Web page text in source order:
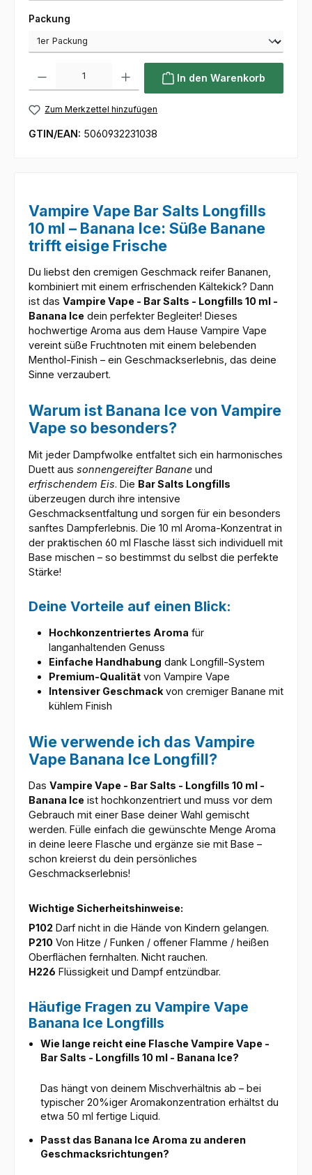
Packung
In den Warenkorb
Zum Merkzettel hinzufügen
GTIN/EAN: 5060932231038
Vampire Vape Bar Salts Longfills
10 ml – Banana Ice: Süße Banane
trifft eisige Frische
Du liebst den cremigen Geschmack reifer Bananen,
kombiniert mit einem erfrischenden Kältekick? Dann
ist das Vampire Vape - Bar Salts - Longfills 10 ml -
Banana Ice dein perfekter Begleiter! Dieses
hochwertige Aroma aus dem Hause Vampire Vape
vereint süße Fruchtnoten mit einem belebenden
Menthol-Finish – ein Geschmackserlebnis, das deine
Sinne verzaubert.
Warum ist Banana Ice von Vampire
Vape so besonders?
Mit jeder Dampfwolke entfaltet sich ein harmonisches
Duett aus sonnengereifter Banane und
erfrischendem Eis. Die Bar Salts Longfills
überzeugen durch ihre intensive
Geschmacksentfaltung und sorgen für ein besonders
sanftes Dampferlebnis. Die 10 ml Aroma-Konzentrat in
der praktischen 60 ml Flasche lässt sich individuell mit
Base mischen – so bestimmst du selbst die perfekte
Stärke!
Deine Vorteile auf einen Blick:
Hochkonzentriertes Aroma für
langanhaltenden Genuss
Einfache Handhabung dank Longfill-System
Premium-Qualitätvon Vampire Vape
Intensiver Geschmackvon cremiger Banane mit
kühlem Finish
Wie verwende ich das Vampire
Vape Banana Ice Longfill?
Das Vampire Vape - Bar Salts - Longfills 10 ml -
Banana Ice ist hochkonzentriert und muss vor dem
Gebrauch mit einer Base deiner Wahl gemischt
werden. Fülle einfach die gewünschte Menge Aroma
in deine leere Flasche und ergänze sie mit Base –
schon kreierst du dein persönliches
Geschmackserlebnis!
Wichtige Sicherheitshinweise:
P102 Darf nicht in die Hände von Kindern gelangen.
P210 Von Hitze / Funken / offener Flamme / heißen
Oberflächen fernhalten. Nicht rauchen.
H226 Flüssigkeit und Dampf entzündbar.
Häufige Fragen zu Vampire Vape
Banana Ice Longfills
Wie lange reicht eine Flasche Vampire Vape -
Bar Salts - Longfills 10 ml - Banana Ice?
Das hängt von deinem Mischverhältnis ab – bei
typischer 20%iger Aromakonzentration erhältst du
etwa 50 ml fertige Liquid.
Passt das Banana Ice Aroma zu anderen
Geschmacksrichtungen?